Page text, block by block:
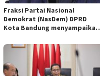
Fraksi Partai Nasional
Demokrat (NasDem) DPRD
Kota Bandung menyampaikan
empat Rancangan Peraturan
Daerah (Raperda) yang
diajukan Pemerintah Kota
Bandung